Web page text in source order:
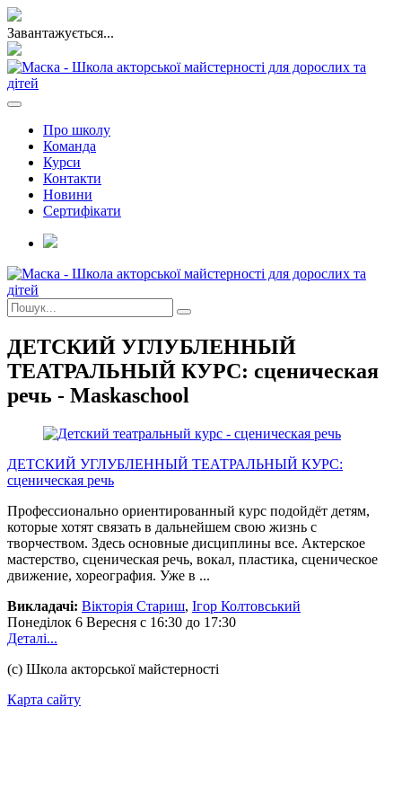
Завантажується...
Про школу
Команда
Курси
Контакти
Новини
Сертифікати
ДЕТСКИЙ УГЛУБЛЕННЫЙ
ТЕАТРАЛЬНЫЙ КУРС: сценическая
речь - Maskaschool
ДЕТСКИЙ УГЛУБЛЕННЫЙ ТЕАТРАЛЬНЫЙ КУРС:
сценическая речь
Профессионально ориентированный курс подойдёт детям,
которые хотят связать в дальнейшем свою жизнь с
творчеством. Здесь основные дисциплины все. Актерское
мастерство, сценическая речь, вокал, пластика, сценическое
движение, хореография. Уже в ...
Викладачі: Вікторія Стариш, Ігор Колтовський
Понеділок 6 Вересня с 16:30 до 17:30
Деталі...
(с) Школа акторської майстерності
Карта сайту